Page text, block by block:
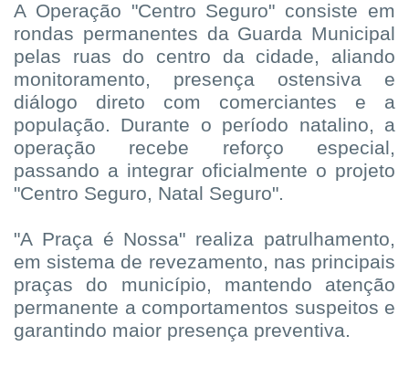
A Operação "Centro Seguro" consiste em
rondas permanentes da Guarda Municipal
pelas ruas do centro da cidade, aliando
monitoramento, presença ostensiva e
diálogo direto com comerciantes e a
população. Durante o período natalino, a
operação recebe reforço especial,
passando a integrar oficialmente o projeto
"Centro Seguro, Natal Seguro".
"A Praça é Nossa" realiza patrulhamento,
em sistema de revezamento, nas principais
praças do município, mantendo atenção
permanente a comportamentos suspeitos e
garantindo maior presença preventiva.